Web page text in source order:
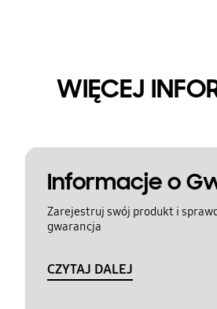
WIĘCEJ
Informacje o
Zarejestruj swój produkt i
gwarancja
CZYTAJ DALEJ